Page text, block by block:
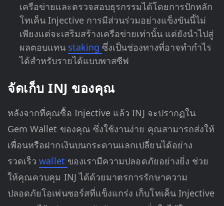
เครือข่ายและตรวจสอบธุรกรรมได้โดยการปักหลัก
โทเค็น Injective การมีส่วนร่วมอย่างแข็งขันนี้ไม่
เพียงแต่จะเสริมสร้างเครือข่ายเท่านั้น แต่ยังนำไปสู่
ผลตอบแทน staking ซึ่งเป็นช่องทางที่อาจทำกำไร
ได้สำหรับรายได้แบบพาสซีฟ
จัดเก็บ INJ ของคุณ
หลังจากที่คุณซื้อ Injective แล้ว INJ จะปรากฏใน
Gem Wallet ของคุณ ซึ่งใช้งานง่าย คุณสามารถส่งให้
เพื่อนหรือฝากเงินบนกระดานแลกเปลี่ยนได้อย่าง
รวดเร็วwallet ของเรามีความปลอดภัยอย่างยิ่ง ช่วย
ให้คุณควบคุม INJ ได้ด้วยมาตรการรักษาความ
ปลอดภัยโอเพ่นซอร์สที่แข็งแกร่ง เก็บโทเค็น Injective